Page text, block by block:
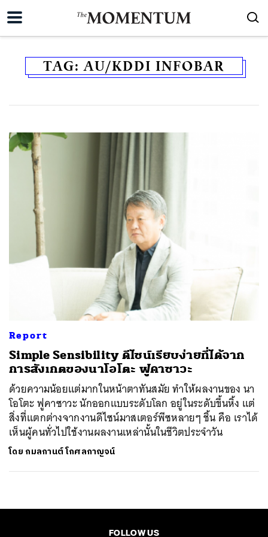
TAG:AU/KDDI INFOBAR
Report
​Simple Sensibility ดีไซน์เรียบง่ายที่ได้จาก
การสังเกตของนาโอโตะ ฟูคาซาวะ
ด้วยความน้อยแต่มากในหน้าตาทันสมัย ทำให้ผลงานของ นา
โอโตะ ฟูคาซาวะ นักออกแบบระดับโลก อยู่ในระดับขึ้นหิ้ง แต่
สิ่งที่แตกต่างจากงานดีไซน์มาสเตอร์พีซหลายๆ ชิ้น คือ เราได้
เห็นผู้คนทั่วไปใช้งานผลงานเหล่านั้นในชีวิตประจำวัน
โดย กมลกานต์ โกศลกาญจน์
FOLLOW US
SHARE TWEET LINE EMAIL